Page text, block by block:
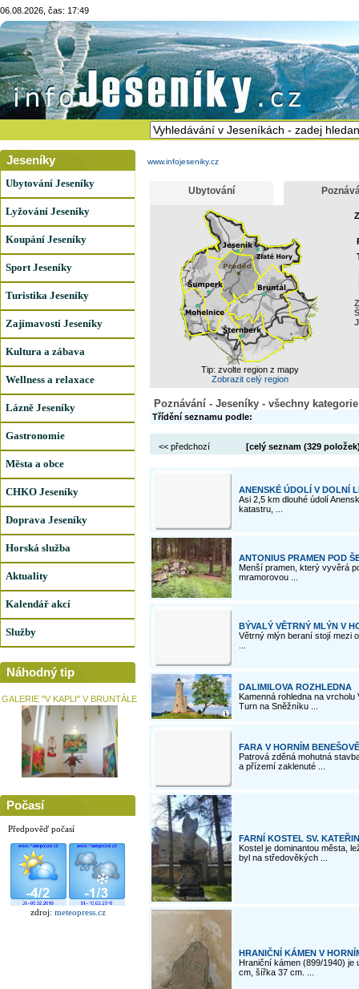
06.08.2026, čas: 17:49
Jeseníky
Ubytování Jeseníky
Lyžování Jeseníky
Koupání Jeseníky
Sport Jeseníky
Turistika Jeseníky
Zajímavosti Jeseníky
Kultura a zábava
Wellness a relaxace
Lázně Jeseníky
Gastronomie
Města a obce
CHKO Jeseníky
Doprava Jeseníky
Horská služba
Aktuality
Kalendář akcí
Služby
Náhodný tip
GALERIE "V KAPLI" V BRUNTÁLE
Počasí
Předpověď počasí
zdroj: meteopress.cz
www.infojeseniky.cz
Ubytování
Tip: zvolte region z mapy
Zobrazit celý region
Poznávání - Jeseníky - všechny kategorie
Třídění seznamu podle:
<< předchozí [celý seznam (329 položek
ANENSKÉ ÚDOLÍ V DOLNÍ
Asi 2,5 km dlouhé údolí
katastru, ...
ANTONIUS PRAMEN POD
Menší pramen, který vyvěrá
mramorovou ...
BÝVALÝ VĚTRNÝ MLÝN V
Větrný mlýn beraní stojí mezi
DALIMILOVA ROZHLEDNA
Kamenná rohledna na
Turn na Sněžníku ...
FARA V HORNÍM BENEŠOVĚ
Patrová zděná mohutná
a přízemí zaklenuté ...
FARNÍ KOSTEL SV.
Kostel je dominantou města,
byl na středověkých ...
HRANIČNÍ KÁMEN V
Hraniční kámen (899/1940) je
cm, šířka 37 cm. ...